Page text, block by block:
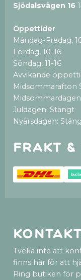
Sjödalsvägen 16
Öppettider
Måndag-Fredag,
Lördag, 10-16
Söndag, 11-16
Avvikande
Midsommarafton
Juldagen: Stängt
Nyårsdagen:
Frakt
Tveka inte att
finns här för att
Ring butiken för